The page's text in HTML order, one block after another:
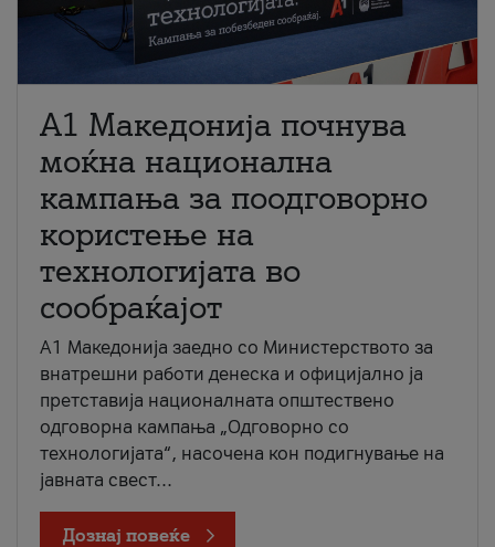
A1 Македонија почнува
моќна национална
кампања за поодговорно
користење на
технологијата во
сообраќајот
A1 Македонија заедно со Министерството за
внатрешни работи денеска и официјално ја
претставија националната општествено
одговорна кампања „Одговорно со
технологијата“, насочена кон подигнување на
јавната свест...
Дознај повеќе